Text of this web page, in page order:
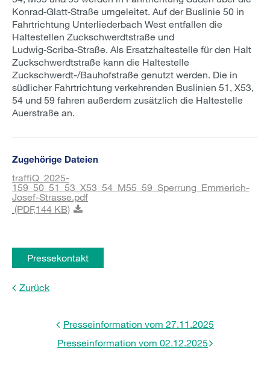
Konrad‑Glatt‑Straße umgeleitet. Auf der Buslinie 50 in
Fahrtrichtung Unterliederbach West entfallen die
Haltestellen Zuckschwerdtstraße und
Ludwig‑Scriba‑Straße. Als Ersatzhaltestelle für den Halt
Zuckschwerdtstraße kann die Haltestelle
Zuckschwerdt-/Bauhofstraße genutzt werden. Die in
südlicher Fahrtrichtung verkehrenden Buslinien 51, X53,
54 und 59 fahren außerdem zusätzlich die Haltestelle
Auerstraße an.
Zugehörige Dateien
traffiQ_2025-
159_50_51_53_X53_54_M55_59_Sperrung_Emmerich-
Josef-Strasse.pdf
(PDF,144 KB)
Pressekontakt
Zurück
Presseinformation vom 27.11.2025
Presseinformation vom 02.12.2025